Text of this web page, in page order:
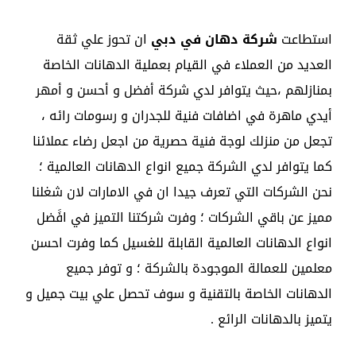
استطاعت شركة دهان في دبي ان تحوز علي ثقة
العديد من العملاء في القيام بعملية الدهانات الخاصة
بمنازلهم ،حيث يتوافر لدي شركة أفضل و أحسن و أمهر
أيدي ماهرة في اضافات فنية للجدران و رسومات رائه ،
تجعل من منزلك لوجة فنية حصرية من اجعل رضاء عملائنا
كما يتوافر لدي الشركة جميع انواع الدهانات العالمية ؛
نحن الشركات التي تعرف جيدا ان في الامارات لان شغلنا
مميز عن باقي الشركات ؛ وفرت شركتنا التميز في افََضل
انواع الدهانات العالمية القابلة للغسيل كما وفرت احسن
معلمين للعمالة الموجودة بالشركة ؛ و توفر جميع
الدهانات الخاصة بالتقنية و سوف تحصل علي بيت جميل و
يتميز بالدهانات الرائع .